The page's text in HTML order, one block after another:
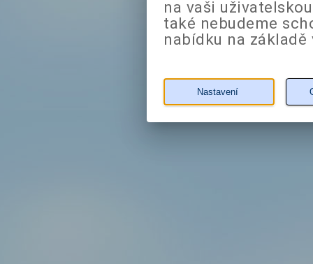
na vaši
také nebudeme
nabídku na
Nastavení